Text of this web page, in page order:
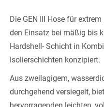
Die GEN III Hose für
den Einsatz bei mäßig bis
Hardshell- Schicht in
Isolierschichten konzipiert.
Aus zweilagigem,
durchgehend versiegelt,